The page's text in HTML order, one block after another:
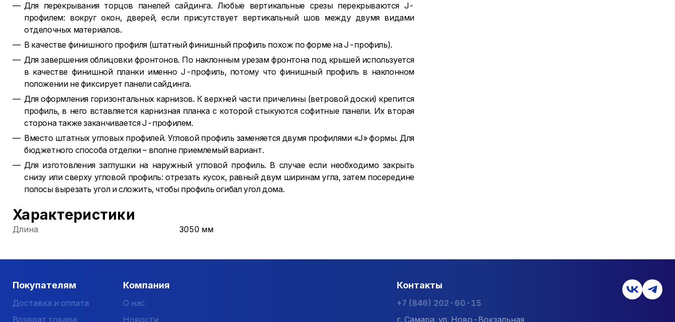
Для перекрывания торцов панелей сайдинга. Любые вертикальные срезы перекрываются J-
профилем: вокруг окон, дверей, если присутствует вертикальный шов между двумя видами
отделочных материалов.
В качестве финишного профиля (штатный финишный профиль похож по форме на J-профиль).
Для завершения облицовки фронтонов. По наклонным урезам фронтона под крышей используется
в качестве финишной планки именно J-профиль, потому что финишный профиль в наклонном
положении не фиксирует панели сайдинга.
Для оформления горизонтальных карнизов. К верхней части причелины (ветровой доски) крепится
профиль, в него вставляется карнизная планка с которой стыкуются софитные панели. Их вторая
сторона также заканчивается J-профилем.
Вместо штатных угловых профилей. Угловой профиль заменяется двумя профилями «J» формы. Для
бюджетного способа отделки – вполне приемлемый вариант.
Для изготовления заглушки на наружный угловой профиль. В случае если необходимо закрыть
снизу или сверху угловой профиль: отрезать кусок, равный двум ширинам угла, затем посередине
полосы вырезать угол и сложить, чтобы профиль огибал угол дома.
Характеристики
Длина 3050 мм
Покупателям
Доставка и оплата
Возврат товара
Компания
О нас
Новости
Контакты
+7 (846) 202-60-15
г. Самара, ул. Ново-Вокзальная